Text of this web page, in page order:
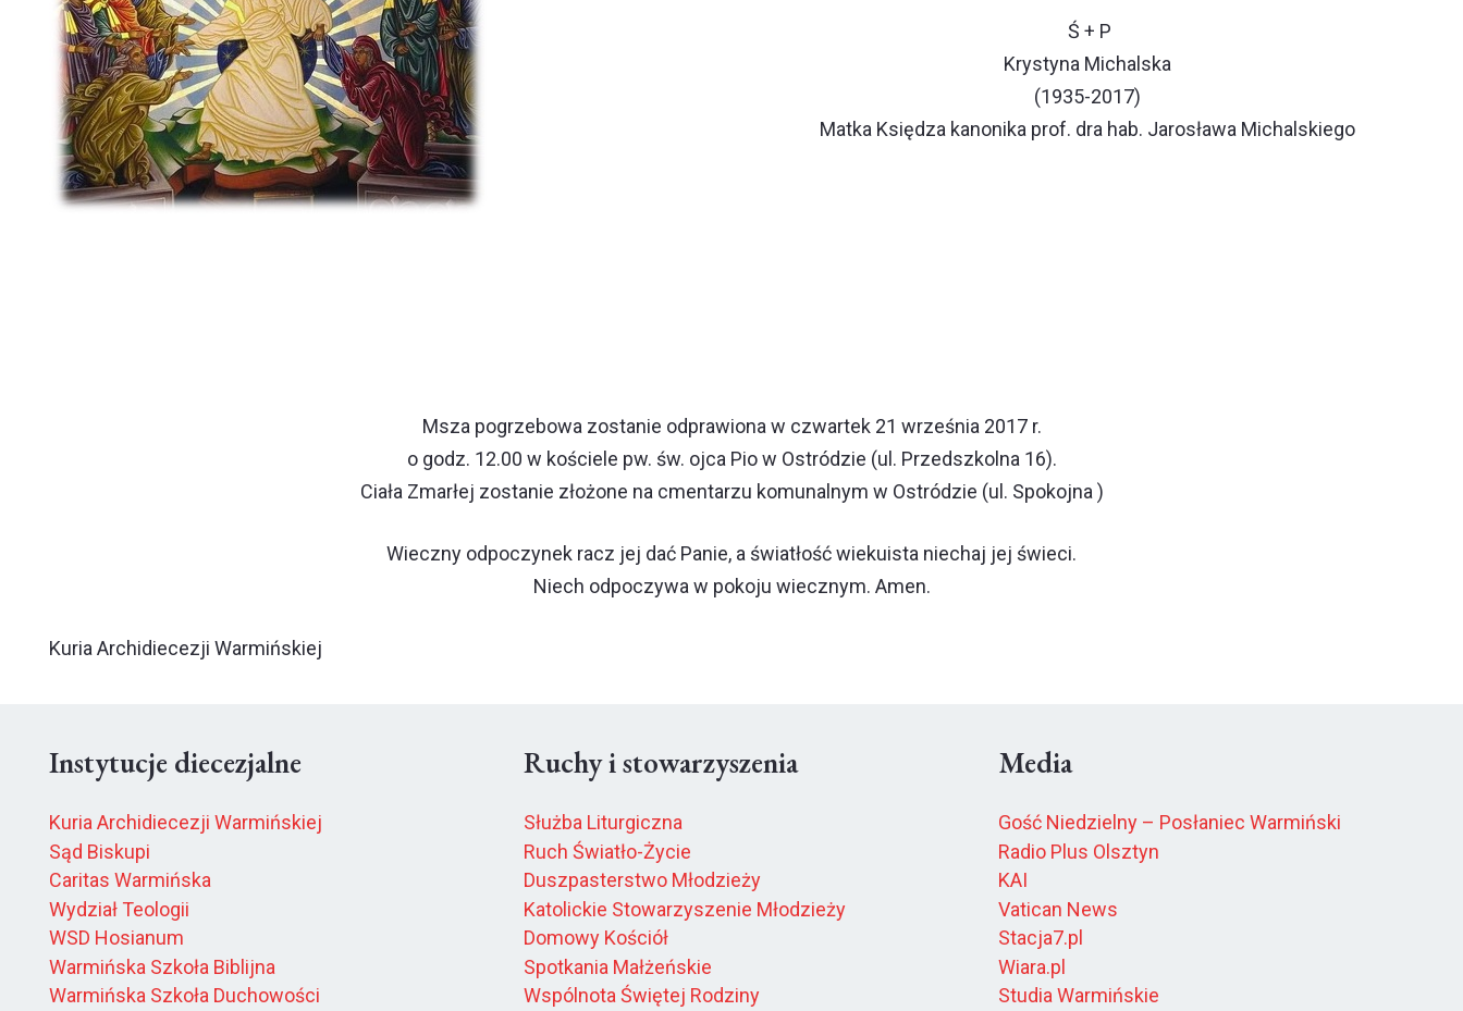
Ś + P
Krystyna Michalska
(1935-2017)
Matka Księdza kanonika prof. dra hab. Jarosława Michalskiego
Msza pogrzebowa zostanie odprawiona w czwartek 21 września 2017 r.
o godz. 12.00 w kościele pw. św. ojca Pio w Ostródzie (ul. Przedszkolna 16).
Ciała Zmarłej zostanie złożone na cmentarzu komunalnym w Ostródzie (ul. Spokojna )
Wieczny odpoczynek racz jej dać Panie, a światłość wiekuista niechaj jej świeci.
Niech odpoczywa w pokoju wiecznym. Amen.
Kuria Archidiecezji Warmińskiej
Instytucje diecezjalne
Kuria Archidiecezji Warmińskiej
Sąd Biskupi
Caritas Warmińska
Wydział Teologii
WSD Hosianum
Warmińska Szkoła Biblijna
Warmińska Szkoła Duchowości
Ruchy i stowarzyszenia
Służba Liturgiczna
Ruch Światło-Życie
Duszpasterstwo Młodzieży
Katolickie Stowarzyszenie Młodzieży
Domowy Kościół
Spotkania Małżeńskie
Wspólnota Świętej Rodziny
Media
Gość Niedzielny – Posłaniec Warmiński
Radio Plus Olsztyn
KAI
Vatican News
Stacja7.pl
Wiara.pl
Studia Warmińskie